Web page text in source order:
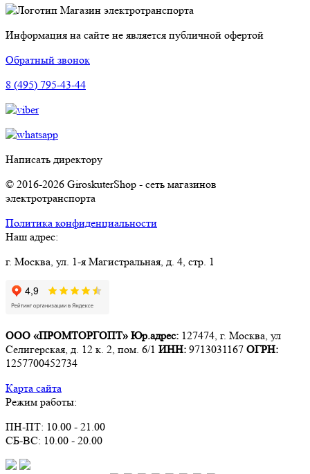
Магазин электротранспорта
Информация на сайте не является публичной офертой
Обратный звонок
8 (495) 795-43-44
Написать директору
© 2016-2026 GiroskuterShop - сеть магазинов
электротранспорта
Политика конфиденциальности
Наш адрес:
г. Москва, ул. 1-я Магистральная, д. 4, стр. 1
ООО «ПРОМТОРГОПТ» Юр.адрес: 127474, г. Москва, ул
Селигерская, д. 12 к. 2, пом. 6/1 ИНН: 9713031167 ОГРН:
1257700452734
Карта сайта
Режим работы:
ПН-ПТ: 10.00 - 21.00
СБ-ВС: 10.00 - 20.00